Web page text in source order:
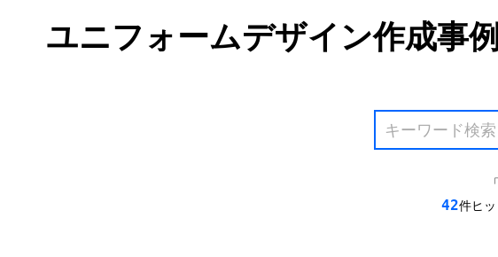
ユニフォームデザイン作成事
42件ヒ